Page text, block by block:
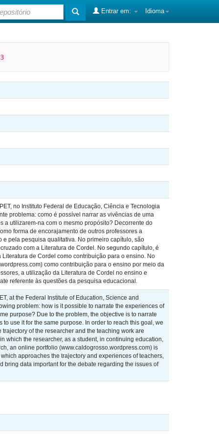
Idioma
Entrar em:
no Instituto Federal de Educação, Ciência e Tecnologia
problema: como é possível narrar as vivências de uma
a utilizarem-na com o mesmo propósito? Decorrente do
forma de encorajamento de outros professores a
pela pesquisa qualitativa. No primeiro capítulo, são
com a Literatura de Cordel. No segundo capítulo, é
de Cordel como contribuição para o ensino. No
como contribuição para o ensino por meio da
a utilização da Literatura de Cordel no ensino e
referente às questões da pesquisa educacional.
at the Federal Institute of Education, Science and
problem: how is it possible to narrate the experiences of
purpose? Due to the problem, the objective is to narrate
use it for the same purpose. In order to reach this goal, we
of the researcher and the teaching work are
which the researcher, as a student, in continuing education,
an online portfolio (www.caldogrosso.wordpress.com) is
approaches the trajectory and experiences of teachers,
data important for the debate regarding the issues of